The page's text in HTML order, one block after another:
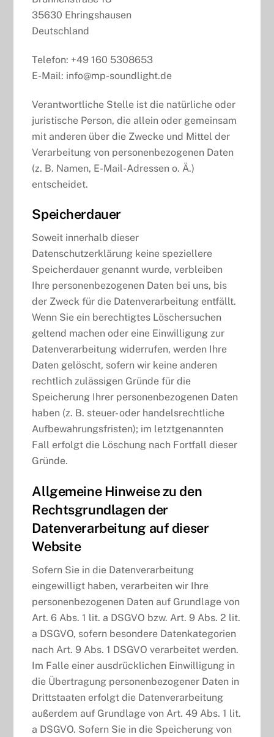
35630 Ehringshausen
Deutschland
Telefon: +49 160 5308653
E-Mail: info@mp-soundlight.de
Verantwortliche Stelle ist die natürliche oder
juristische Person, die allein oder gemeinsam
mit anderen über die Zwecke und Mittel der
Verarbeitung von personenbezogenen Daten
(z. B. Namen, E-Mail-Adressen o. Ä.)
entscheidet.
Speicherdauer
Soweit innerhalb dieser
Datenschutzerklärung keine speziellere
Speicherdauer genannt wurde, verbleiben
Ihre personenbezogenen Daten bei uns, bis
der Zweck für die Datenverarbeitung entfällt.
Wenn Sie ein berechtigtes Löschersuchen
geltend machen oder eine Einwilligung zur
Datenverarbeitung widerrufen, werden Ihre
Daten gelöscht, sofern wir keine anderen
rechtlich zulässigen Gründe für die
Speicherung Ihrer personenbezogenen Daten
haben (z. B. steuer- oder handelsrechtliche
Aufbewahrungsfristen); im letztgenannten
Fall erfolgt die Löschung nach Fortfall dieser
Gründe.
Allgemeine Hinweise zu den
Rechtsgrundlagen der
Datenverarbeitung auf dieser
Website
Sofern Sie in die Datenverarbeitung
eingewilligt haben, verarbeiten wir Ihre
personenbezogenen Daten auf Grundlage von
Art. 6 Abs. 1 lit. a DSGVO bzw. Art. 9 Abs. 2 lit.
a DSGVO, sofern besondere Datenkategorien
nach Art. 9 Abs. 1 DSGVO verarbeitet werden.
Im Falle einer ausdrücklichen Einwilligung in
die Übertragung personenbezogener Daten in
Drittstaaten erfolgt die Datenverarbeitung
außerdem auf Grundlage von Art. 49 Abs. 1 lit.
a DSGVO. Sofern Sie in die Speicherung von